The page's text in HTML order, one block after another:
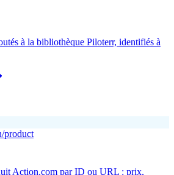
à la bibliothèque Piloterr, identifiés à
product
Action.com par ID ou URL : prix,